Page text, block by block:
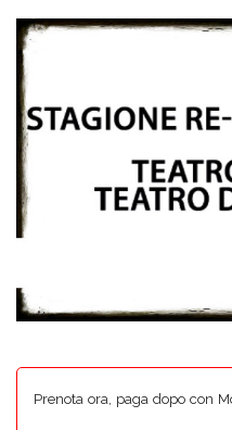
Prenota ora, paga dopo con